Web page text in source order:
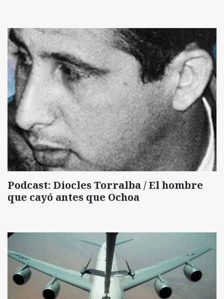
Podcast: Diocles Torralba / El hombre
que cayó antes que Ochoa